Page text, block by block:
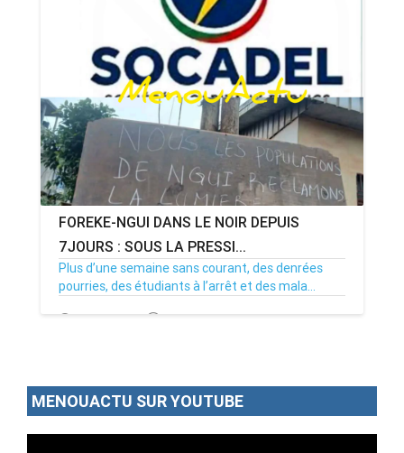
FOREKE-NGUI DANS LE NOIR DEPUIS
7JOURS : SOUS LA PRESSI...
Plus d’une semaine sans courant, des denrées
pourries, des étudiants à l’arrêt et des mala...
02/07/26 Par MenouActu 0
MENOUACTU SUR YOUTUBE